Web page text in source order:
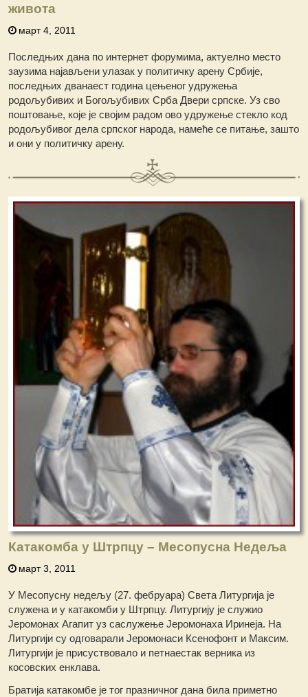
живота
март 4, 2011
Последњих дана по интернет форумима, актуелно место
заузима најављени улазак у политичку арену Србије,
последњих дванаест година цењеног удружења
родољубивих и Богољубивих Срба Двери српске. Уз сво
поштовање, које је својим радом ово удружење стекло код
родољубивог дела српског народа, намеће се питање, зашто
и они у политичку арену.
Катакомба у Штрпцу – Месопусна Недеља
март 3, 2011
У Месопусну недељу (27. фебруара) Света Литургија је
служена и у катакомби у Штрпцу. Литургију је служио
Јеромонах Агапит уз саслужење Јеромонаха Иринеја. На
Литургији су одговарали Јеромонаси Ксенофонт и Максим.
Литургији је присуствовало и петнаестак верника из
косовских енклава.
Братија катакомбе је тог празничног дана била приметно